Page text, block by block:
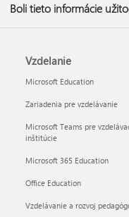
Boli tieto informácie
Vzdelanie
Microsoft Education
Zariadenia pre vzdelávanie
Microsoft Teams pre
inštitúcie
Microsoft 365 Education
Office Education
Vzdelávanie a rozvoj